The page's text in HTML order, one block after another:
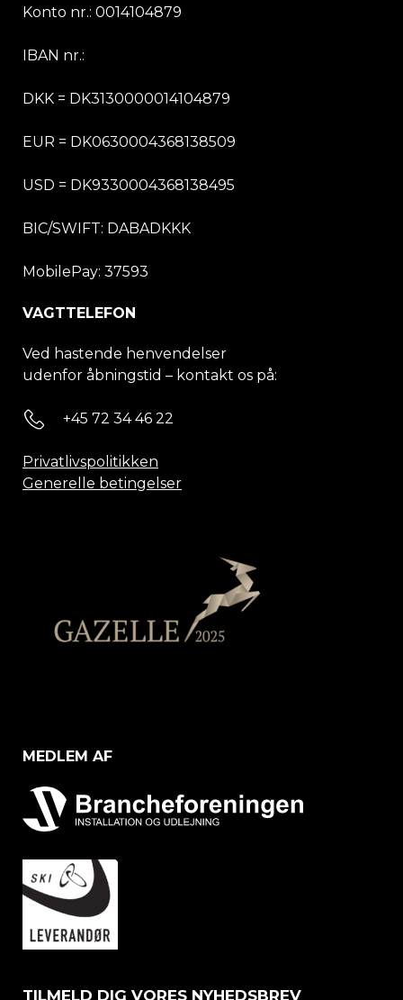
Konto nr.: 0014104879
IBAN nr.:
DKK = DK3130000014104879
EUR = DK0630004368138509
USD = DK9330004368138495
BIC/SWIFT: DABADKKK
MobilePay: 37593
VAGTTELEFON
Ved hastende henvendelser
udenfor åbningstid – kontakt os på:
+45 72 34 46 22
Privatlivspolitikken
Generelle betingelser
MEDLEM AF
TILMELD DIG VORES NYHEDSBREV